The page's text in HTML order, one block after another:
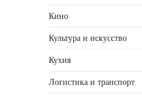
Кино
Культура и искусство
Кухня
Логистика и транспорт